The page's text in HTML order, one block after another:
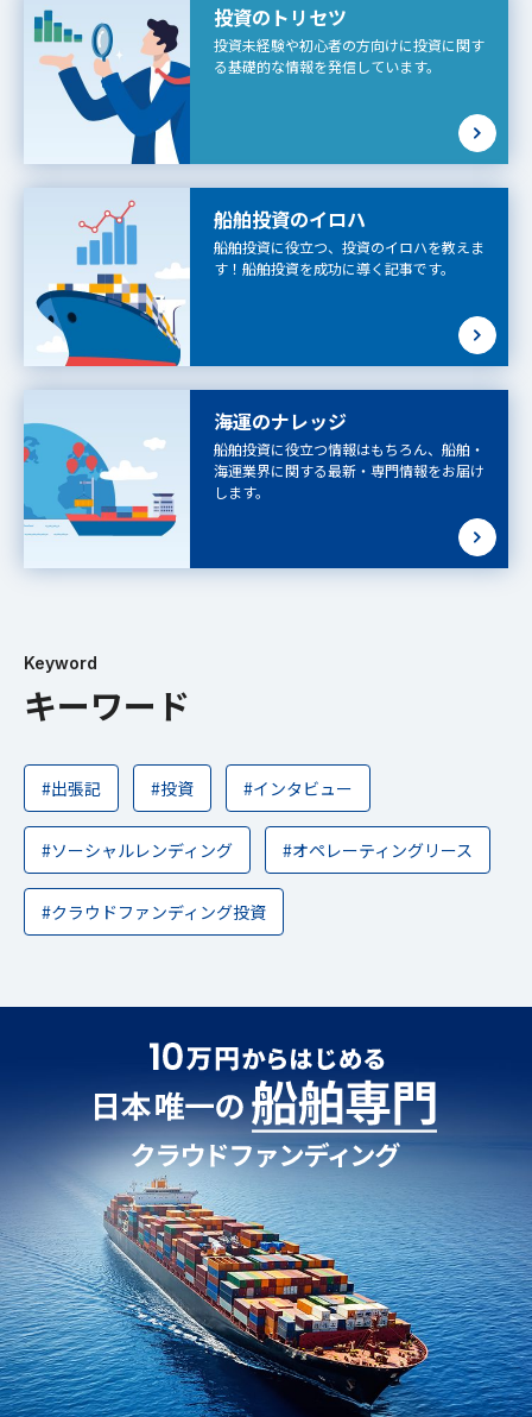
投資のトリセツ
投資未経験や初心者の方向けに投資に関す
る基礎的な情報を発信しています。
船舶投資のイロハ
船舶投資に役立つ、投資のイロハを教えま
す！船舶投資を成功に導く記事です。
海運のナレッジ
船舶投資に役立つ情報はもちろん、船舶・
海運業界に関する最新・専門情報をお届け
します。
Keyword
キーワード
#出張記 #投資 #インタビュー
#ソーシャルレンディング #オペレーティングリース
#クラウドファンディング投資